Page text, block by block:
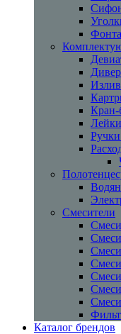
Кран-
Смесители
Каталог брендов